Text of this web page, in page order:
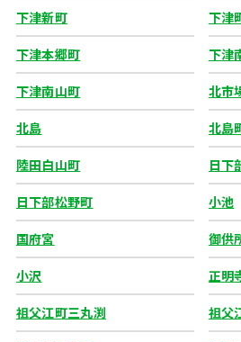
下津新町 下津
下津本郷町 下津
下津南山町 北市
北島 北島
陸田白山町 日下
日下部松野町 小池
国府宮 御供
小沢 正明
祖父江町三丸渕 祖父